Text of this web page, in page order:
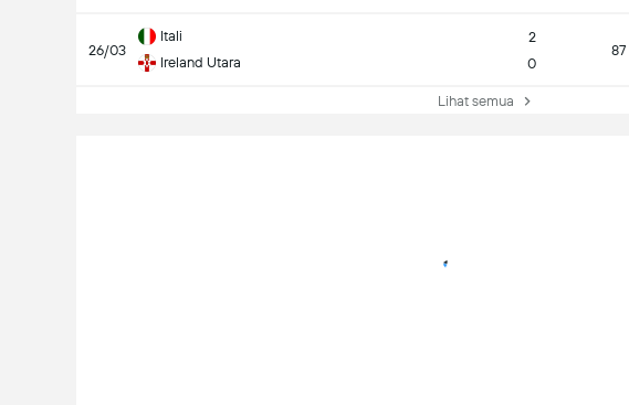
26/03
Itali
Ireland Utara
2
0
87
Lihat semua